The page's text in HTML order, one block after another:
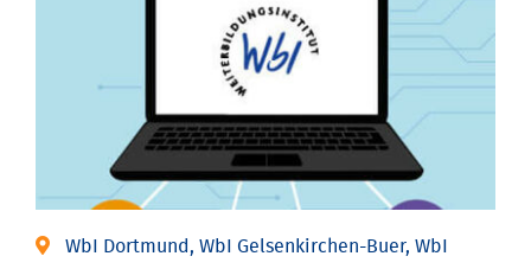
WbI Dortmund, WbI Gelsenkirchen-Buer, WbI